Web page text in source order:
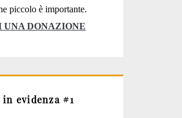
piccolo è importante.
UNA DONAZIONE
evidenza #1